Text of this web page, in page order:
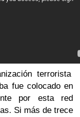
terrorista
fue colocado en
por esta red
Si más de trece